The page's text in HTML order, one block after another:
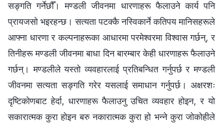
सङ्गति गर्नेछौँ। मण्डली जीवनमा धारणाहरू फैलाउने कार्य पनि
प्रायजसो भइरहन्छ। सत्यता पटक्‍कै नस्विकार्ने कतिपय मानिसहरूले
आफ्ना धारणा र कल्पनाहरूका आधारमा परमेश्‍वरमा विश्‍वास गर्छन्, र
तिनीहरू मण्डली जीवनमा बाधा दिन बारम्बार केही धारणाहरू फैलाउने
गर्छन्। मण्डलीले यस्तो व्यवहारलाई प्रतिबन्धित गर्नुपर्छ र मण्डली
जीवनमा सत्यता सङ्गति गरेर यसलाई समाधान गर्नुपर्छ। अक्षरशः
दृष्टिकोणबाट हेर्दा, धारणाहरू फैलाउनु उचित व्यवहार होइन, र यो
सकारात्मक कुरा होइन बरु नकारात्मक कुरा हो भन्‍ने कुरा जोकोहीले